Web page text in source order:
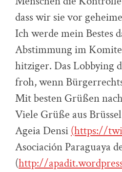
dass wir sie vor
Ich werde mein Bestes
Abstimmung im
hitziger. Das Lobbying
froh, wenn
Mit besten Grüßen
Viele Grüße aus
Ageia Densi (https://
Asociación Paraguaya
(http://